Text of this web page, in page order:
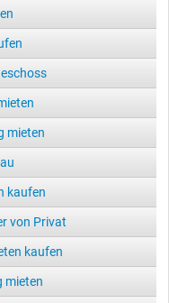
mieten
kaufen
von Privat
kaufen
mieten